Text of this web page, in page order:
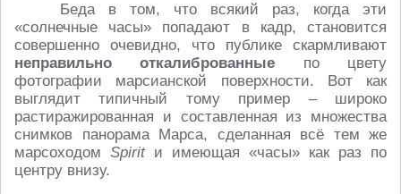
Беда в том, что всякий раз, когда эти
«солнечные часы» попадают в кадр, становится
совершенно очевидно, что публике скармливают
неправильно откалиброванные по цвету
фотографии марсианской поверхности. Вот как
выглядит типичный тому пример – широко
растиражированная и составленная из множества
снимков панорама Марса, сделанная всё тем же
марсоходом Spiritи имеющая «часы» как раз по
центру внизу.